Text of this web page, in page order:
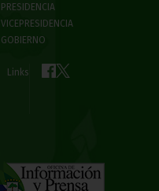
PRESIDENCIA
VICEPRESIDENCIA
GOBIERNO
Links